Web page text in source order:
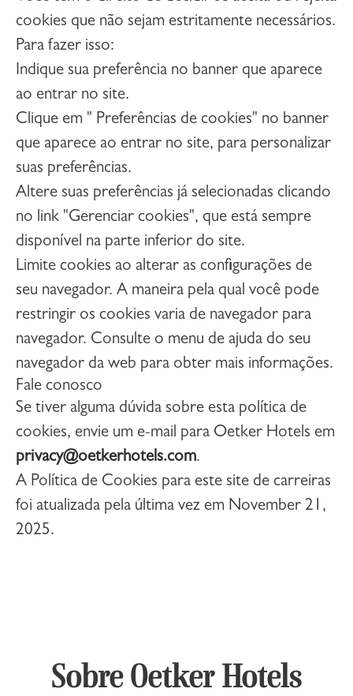
cookies que não sejam estritamente necessários.
Para fazer isso:
Indique sua preferência no banner que aparece
ao entrar no site.
Clique em " Preferências de cookies" no banner
que aparece ao entrar no site, para personalizar
suas preferências.
Altere suas preferências já selecionadas clicando
no link "Gerenciar cookies", que está sempre
disponível na parte inferior do site.
Limite cookies ao alterar as configurações de
seu navegador. A maneira pela qual você pode
restringir os cookies varia de navegador para
navegador. Consulte o menu de ajuda do seu
navegador da web para obter mais informações.
Fale conosco
Se tiver alguma dúvida sobre esta política de
cookies, envie um e-mail para Oetker Hotels em
privacy@oetkerhotels.com.
A Política de Cookies para este site de carreiras
foi atualizada pela última vez em November 21,
2025.
Sobre Oetker Hotels